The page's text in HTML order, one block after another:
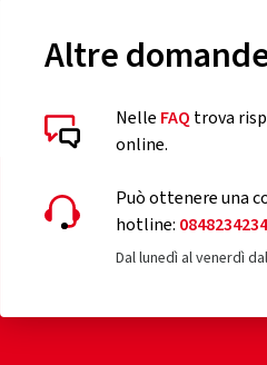
Altre
Nelle FAQ trova
online.
Può ottenere una
hotline: 0848234234
Dal lunedì al venerdì